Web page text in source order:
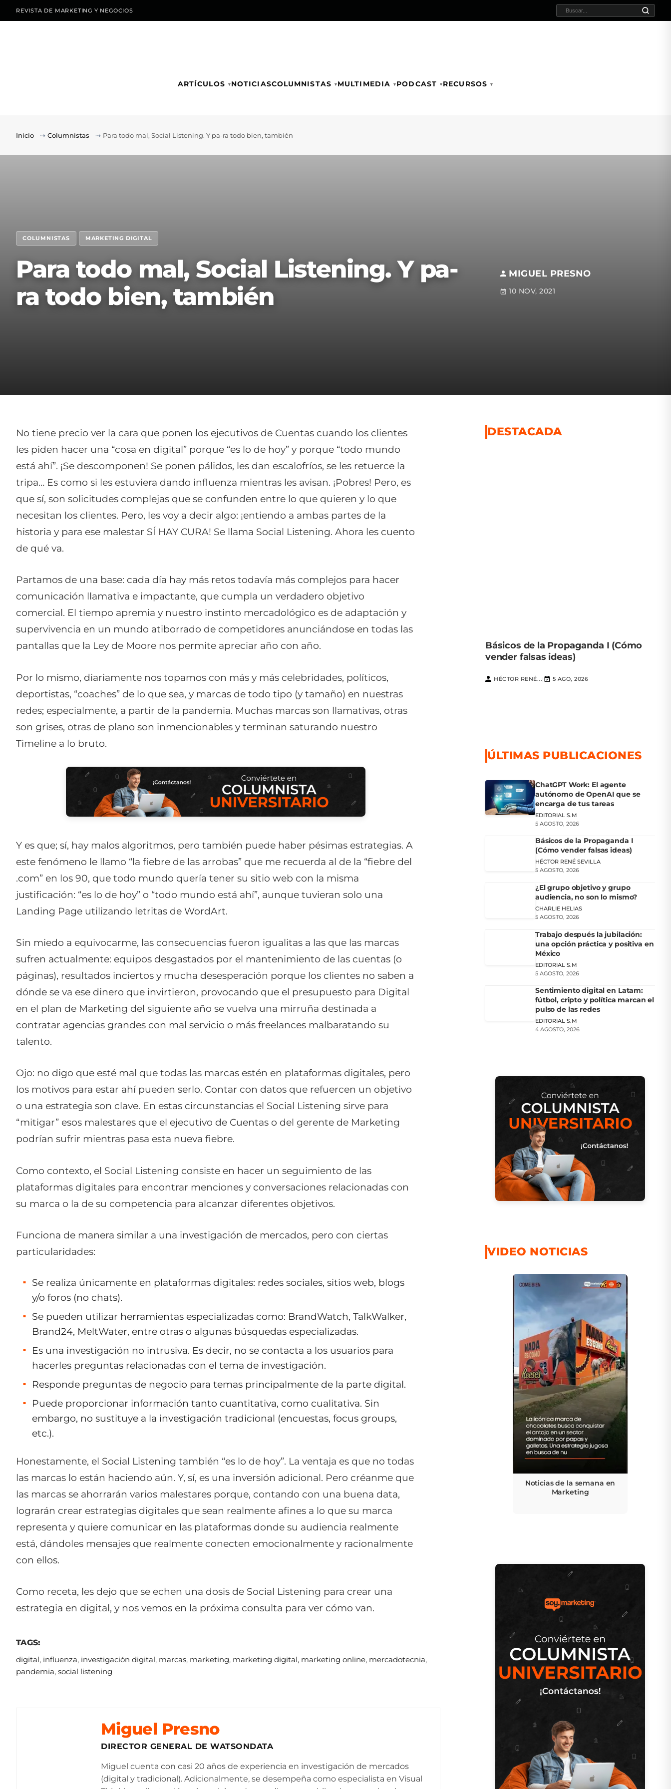
REVISTA DE MARKETING Y NEGOCIOS BUSCAR:
ARTÍCULOS NOTICIASCOLUMNISTAS MULTIMEDIA PODCAST RECURSOS
Inicio ⇢ Columnistas ⇢ Para todo mal, Social Listening. Y pa-ra todo bien, también
COLUMNISTAS MARKETING DIGITAL
Para todo mal, Social Listening. Y pa-
ra todo bien, también
MIGUEL PRESNO
10 NOV, 2021
No tiene precio ver la cara que ponen los ejecutivos de Cuentas cuando los clientes
les piden hacer una “cosa en digital” porque “es lo de hoy” y porque “todo mundo
está ahí”. ¡Se descomponen! Se ponen pálidos, les dan escalofríos, se les retuerce la
tripa… Es como si les estuviera dando influenza mientras les avisan. ¡Pobres! Pero, es
que sí, son solicitudes complejas que se confunden entre lo que quieren y lo que
necesitan los clientes. Pero, les voy a decir algo: ¡entiendo a ambas partes de la
historia y para ese malestar SÍ HAY CURA! Se llama Social Listening. Ahora les cuento
de qué va.
Partamos de una base: cada día hay más retos todavía más complejos para hacer
comunicación llamativa e impactante, que cumpla un verdadero objetivo
comercial. El tiempo apremia y nuestro instinto mercadológico es de adaptación y
supervivencia en un mundo atiborrado de competidores anunciándose en todas las
pantallas que la Ley de Moore nos permite apreciar año con año.
Por lo mismo, diariamente nos topamos con más y más celebridades, políticos,
deportistas, “coaches” de lo que sea, y marcas de todo tipo (y tamaño) en nuestras
redes; especialmente, a partir de la pandemia. Muchas marcas son llamativas, otras
son grises, otras de plano son inmencionables y terminan saturando nuestro
Timeline a lo bruto.
Y es que; sí, hay malos algoritmos, pero también puede haber pésimas estrategias. A
este fenómeno le llamo “la fiebre de las arrobas” que me recuerda al de la “fiebre del
.com” en los 90, que todo mundo quería tener su sitio web con la misma
justificación: “es lo de hoy” o “todo mundo está ahí”, aunque tuvieran solo una
Landing Page utilizando letritas de WordArt.
Sin miedo a equivocarme, las consecuencias fueron igualitas a las que las marcas
sufren actualmente: equipos desgastados por el mantenimiento de las cuentas (o
páginas), resultados inciertos y mucha desesperación porque los clientes no saben a
dónde se va ese dinero que invirtieron, provocando que el presupuesto para Digital
en el plan de Marketing del siguiente año se vuelva una mirruña destinada a
contratar agencias grandes con mal servicio o más freelances malbaratando su
talento.
Ojo: no digo que esté mal que todas las marcas estén en plataformas digitales, pero
los motivos para estar ahí pueden serlo. Contar con datos que refuercen un objetivo
o una estrategia son clave. En estas circunstancias el Social Listening sirve para
“mitigar” esos malestares que el ejecutivo de Cuentas o del gerente de Marketing
podrían sufrir mientras pasa esta nueva fiebre.
Como contexto, el Social Listening consiste en hacer un seguimiento de las
plataformas digitales para encontrar menciones y conversaciones relacionadas con
su marca o la de su competencia para alcanzar diferentes objetivos.
Funciona de manera similar a una investigación de mercados, pero con ciertas
particularidades:
Se realiza únicamente en plataformas digitales: redes sociales, sitios web, blogs
y/o foros (no chats).
Se pueden utilizar herramientas especializadas como: BrandWatch, TalkWalker,
Brand24, MeltWater, entre otras o algunas búsquedas especializadas.
Es una investigación no intrusiva. Es decir, no se contacta a los usuarios para
hacerles preguntas relacionadas con el tema de investigación.
Responde preguntas de negocio para temas principalmente de la parte digital.
Puede proporcionar información tanto cuantitativa, como cualitativa. Sin
embargo, no sustituye a la investigación tradicional (encuestas, focus groups,
etc.).
Honestamente, el Social Listening también “es lo de hoy”. La ventaja es que no todas
las marcas lo están haciendo aún. Y, sí, es una inversión adicional. Pero créanme que
las marcas se ahorrarán varios malestares porque, contando con una buena data,
lograrán crear estrategias digitales que sean realmente afines a lo que su marca
representa y quiere comunicar en las plataformas donde su audiencia realmente
está, dándoles mensajes que realmente conecten emocionalmente y racionalmente
con ellos.
Como receta, les dejo que se echen una dosis de Social Listening para crear una
estrategia en digital, y nos vemos en la próxima consulta para ver cómo van.
TAGS:
digital, influenza, investigación digital, marcas, marketing, marketing digital, marketing online, mercadotecnia,
pandemia, social listening
Miguel Presno
DIRECTOR GENERAL DE WATSONDATA
Miguel cuenta con casi 20 años de experiencia en investigación de mercados
(digital y tradicional). Adicionalmente, se desempeña como especialista en Visual
DESTACADA
Básicos de la Propaganda I (Cómo
vender falsas ideas)
HÉCTOR RENÉ...| 5 AGO, 2026
ÚLTIMAS PUBLICACIONES
ChatGPT Work: El agente
autónomo de OpenAI que se
encarga de tus tareas
EDITORIAL S.M
5 AGOSTO, 2026
Básicos de la Propaganda I
(Cómo vender falsas ideas)
HÉCTOR RENÉ SEVILLA
5 AGOSTO, 2026
¿El grupo objetivo y grupo
audiencia, no son lo mismo?
CHARLIE HELIAS
5 AGOSTO, 2026
Trabajo después la jubilación:
una opción práctica y positiva en
México
EDITORIAL S.M
5 AGOSTO, 2026
Sentimiento digital en Latam:
fútbol, cripto y política marcan el
pulso de las redes
EDITORIAL S.M
4 AGOSTO, 2026
VIDEO NOTICIAS
Noticias de la semana en
Marketing